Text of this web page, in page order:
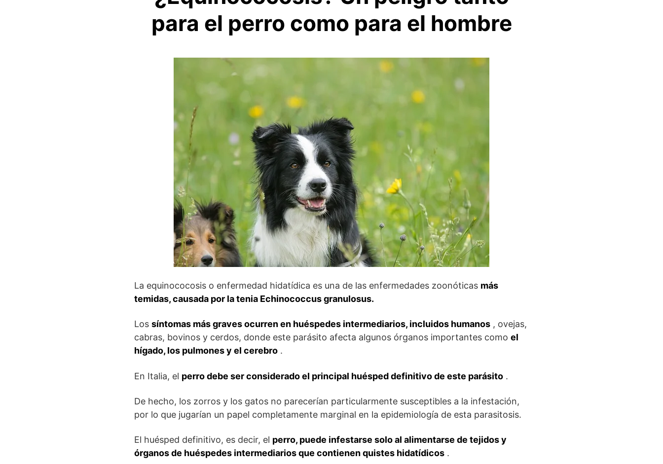
para el perro como para el hombre
La equinococosis o enfermedad hidatídica es una de las enfermedades zoonóticas más
temidas, causada por la tenia Echinococcus granulosus.
Los síntomas más graves ocurren en huéspedes intermediarios, incluidos humanos , ovejas,
cabras, bovinos y cerdos, donde este parásito afecta algunos órganos importantes como el
hígado, los pulmones y el cerebro .
En Italia, el perro debe ser considerado el principal huésped definitivo de este parásito .
De hecho, los zorros y los gatos no parecerían particularmente susceptibles a la infestación,
por lo que jugarían un papel completamente marginal en la epidemiología de esta parasitosis.
El huésped definitivo, es decir, el perro, puede infestarse solo al alimentarse de tejidos y
órganos de huéspedes intermediarios que contienen quistes hidatídicos .